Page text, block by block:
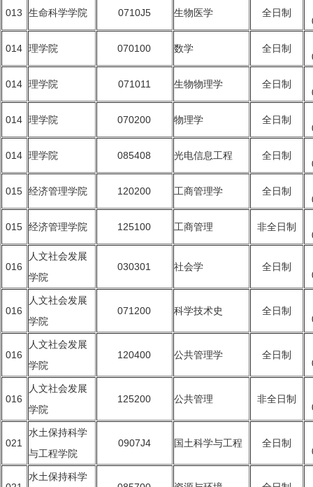
013 生命科学学院 0710J5 生物医学 全日制
014 理学院 070100 数学 全日制
014 理学院 071011 生物物理学 全日制
014 理学院 070200 物理学 全日制
014 理学院 085408 光电信息工程 全日制
015 经济管理学院 120200 工商管理学 全日制
015 经济管理学院 125100 工商管理 非全日制
016
人文社会发展
学院
030301 社会学 全日制
016
人文社会发展
学院
071200 科学技术史 全日制
016
人文社会发展
学院
120400 公共管理学 全日制
016
人文社会发展
学院
125200 公共管理 非全日制
021
水土保持科学
与工程学院
0907J4 国土科学与工程 全日制
水土保持科学